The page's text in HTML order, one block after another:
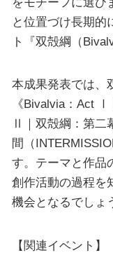
と位置づけ長期的
ト『双殻綱（
本成果発表では、
《Bivalvia：Act
Ⅱ｜双殻綱：第二
間（
す。テーマと作品
創作活動の過程を
機会となるでしょ
【関連イベント】